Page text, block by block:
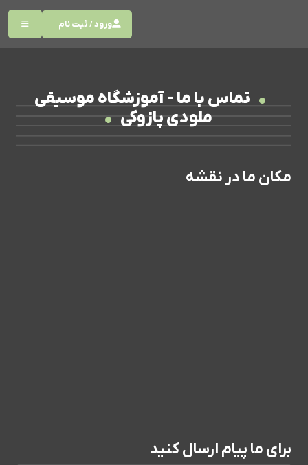
ورود / ثبت نام
تماس با ما - آموزشگاه موسیقی
ملودی پازوکی
مکان ما در نقشه
برای ما پیام ارسال کنید